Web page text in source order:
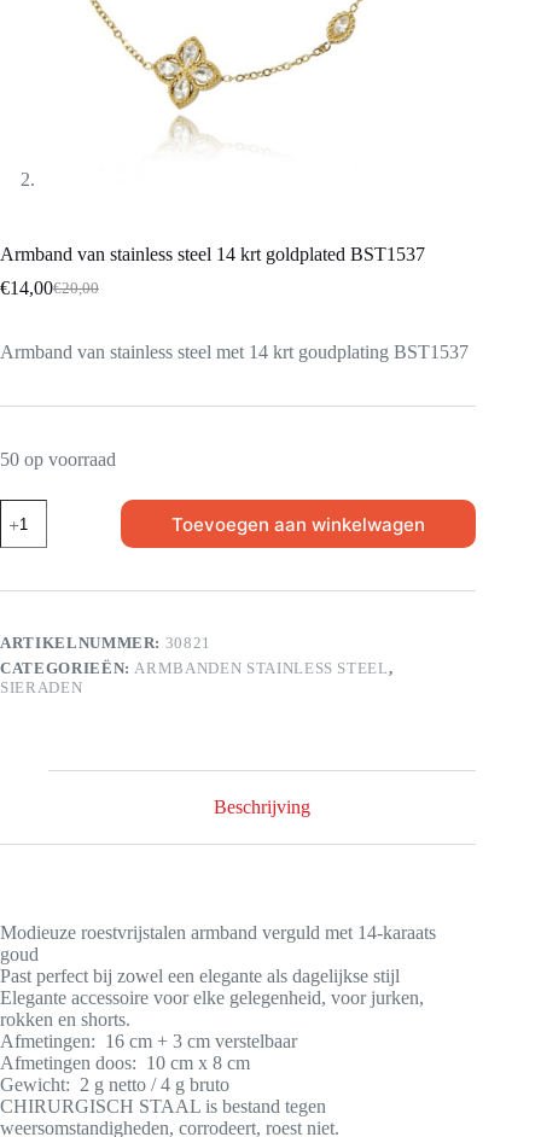
Armband van stainless steel 14 krt goldplated BST1537
€20,00
€14,00
Armband van stainless steel met 14 krt goudplating BST1537
50 op voorraad
Toevoegen aan winkelwagen
ARTIKELNUMMER: 30821
CATEGORIEËN:ARMBANDEN STAINLESS STEEL,
SIERADEN
Beschrijving
Modieuze roestvrijstalen armband verguld met 14-karaats
goud
Past perfect bij zowel een elegante als dagelijkse stijl
Elegante accessoire voor elke gelegenheid, voor jurken,
rokken en shorts.
Afmetingen: 16 cm + 3 cm verstelbaar
Afmetingen doos: 10 cm x 8 cm
Gewicht: 2 g netto / 4 g bruto
CHIRURGISCH STAAL is bestand tegen
weersomstandigheden, corrodeert, roest niet.